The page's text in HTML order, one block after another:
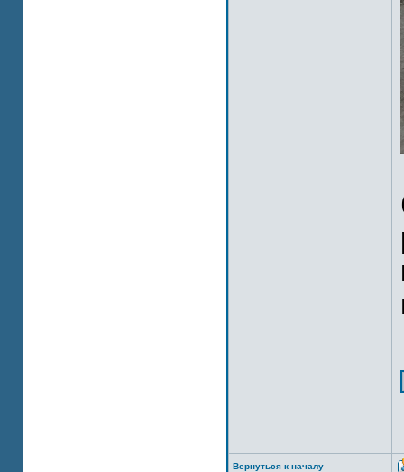
Вернуться к началу